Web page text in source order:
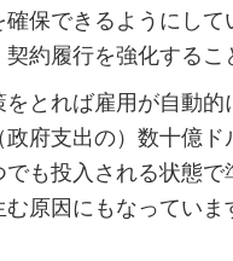
保できるようにし
約履行を強化するこ
をとれば雇用が自動
政府支出の）数十億
も投入される状態
む原因にもなってい